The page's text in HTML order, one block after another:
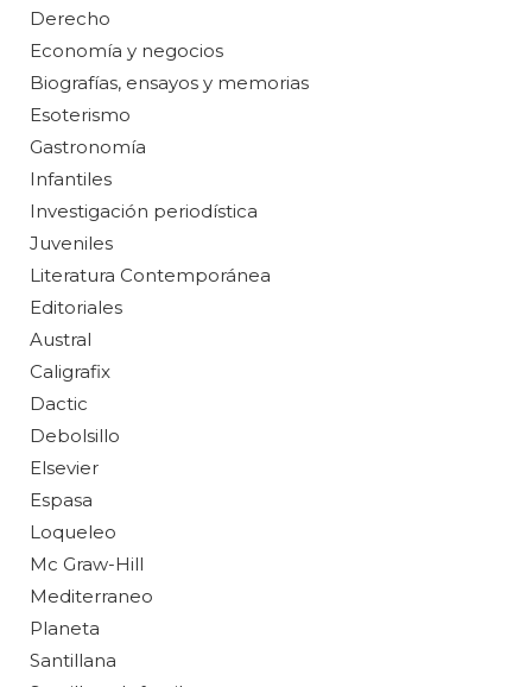
Derecho
Economía y negocios
Biografías, ensayos y memorias
Esoterismo
Gastronomía
Infantiles
Investigación periodística
Juveniles
Literatura Contemporánea
Editoriales
Austral
Caligrafix
Dactic
Debolsillo
Elsevier
Espasa
Loqueleo
Mc Graw-Hill
Mediterraneo
Planeta
Santillana